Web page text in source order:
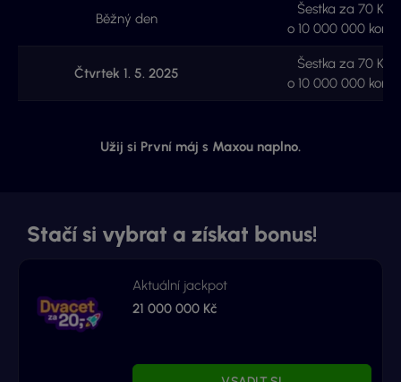
Běžný den
Šestka za 70 Kč
o 10 000 000 korun
Čtvrtek 1. 5. 2025
Šestka za 70 Kč
o 10 000 000 korun
Užij si První máj s Maxou naplno.
Stačí si vybrat a získat bonus!
Aktuální jackpot
21 000 000 Kč